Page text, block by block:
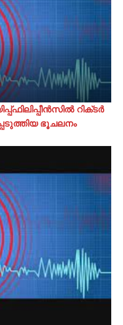
റിക്‌ടർ
ഭൂചലനം